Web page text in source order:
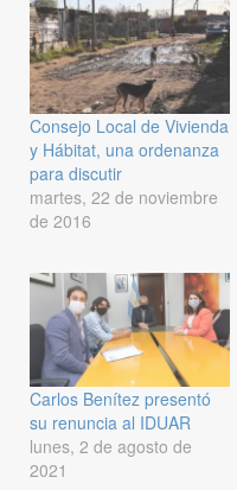
Consejo Local de Vivienda
y Hábitat, una ordenanza
para discutir
martes, 22 de noviembre
de 2016
Carlos Benítez presentó
su renuncia al IDUAR
lunes, 2 de agosto de
2021